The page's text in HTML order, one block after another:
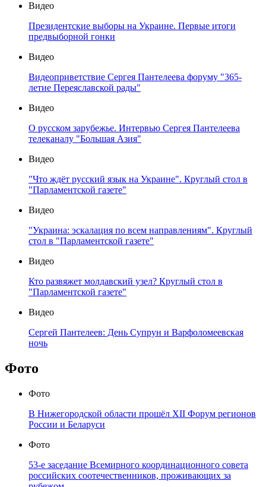
Видео
Президентские выборы на Украине. Первые итоги
предвыборной гонки
Видео
Видеоприветствие Сергея Пантелеева форуму "365-
летие Переяславской рады"
Видео
О русском зарубежье. Интервью Сергея Пантелеева
телеканалу "Большая Азия"
Видео
"Что ждёт русский язык на Украине". Круглый стол в
"Парламентской газете"
Видео
"Украина: эскалация по всем направлениям". Круглый
стол в "Парламентской газете"
Видео
Кто развяжет молдавский узел? Круглый стол в
"Парламентской газете"
Видео
Сергей Пантелеев: День Супрун и Варфоломеевская
ночь
Фото
Фото
В Нижегородской области прошёл XII Форум регионов
России и Беларуси
Фото
53-е заседание Всемирного координационного совета
российских соотечественников, проживающих за